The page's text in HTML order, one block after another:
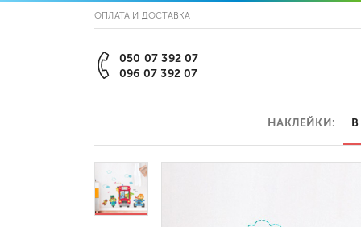
ОПЛАТА И ДОСТАВКА
050 07 392 07
096 07 392 07
НАКЛЕЙКИ: